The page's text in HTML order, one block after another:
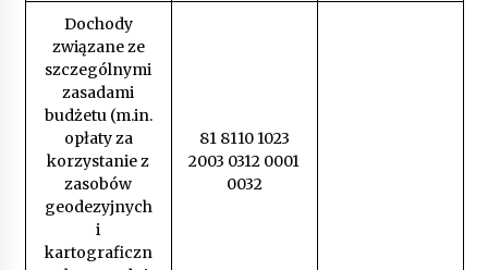
Dochody
związane ze
szczególnymi
zasadami
budżetu (m.in.
opłaty za
korzystanie z
zasobów
geodezyjnych
i
kartograficzn
81 8110 1023
2003 0312 0001
0032